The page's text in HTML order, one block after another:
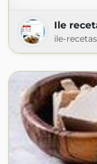
Ile
ile-